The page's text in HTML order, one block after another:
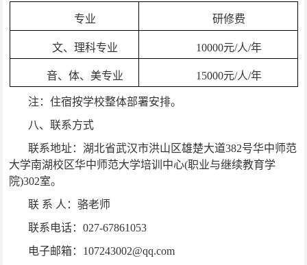
专业 研修费
文、理科专业 10000元/人/年
音、体、美专业 15000元/人/年
注：住宿按学校整体部署安排。
八、联系方式
联系地址：湖北省武汉市洪山区雄楚大道382号华中师范
大学南湖校区华中师范大学培训中心(职业与继续教育学
院)302室。
联 系 人：骆老师
联系电话：027-67861053
电子邮箱： 107243002@qq.com